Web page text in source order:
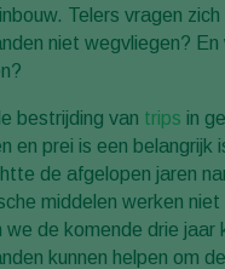
Telers vragen
niet wegvliegen?
bestrijding van trips in
en prei is een belangrijk
de afgelopen jaren
middelen werken
we de komende drie jaar
kunnen helpen om